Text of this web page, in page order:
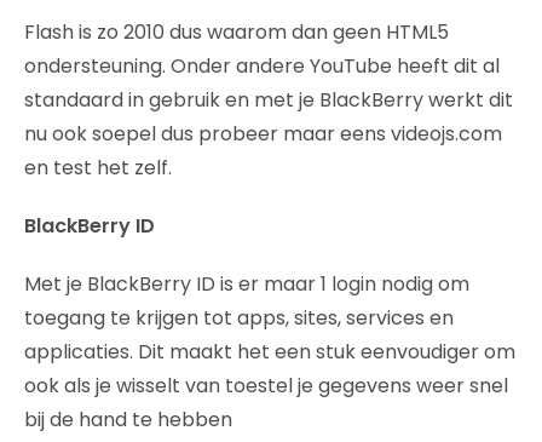
Flash is zo 2010 dus waarom dan geen HTML5
ondersteuning. Onder andere YouTube heeft dit al
standaard in gebruik en met je BlackBerry werkt dit
nu ook soepel dus probeer maar eens videojs.com
en test het zelf.
BlackBerry ID
Met je BlackBerry ID is er maar 1 login nodig om
toegang te krijgen tot apps, sites, services en
applicaties. Dit maakt het een stuk eenvoudiger om
ook als je wisselt van toestel je gegevens weer snel
bij de hand te hebben